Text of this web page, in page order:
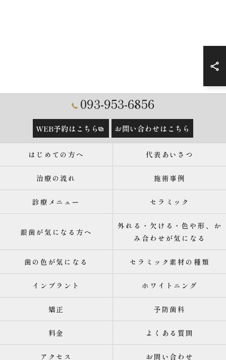
093-953-6856
WEB予約はこちら お問い合わせはこちら
はじめての方へ 代表あいさつ
治療の流れ 施術事例
診療メニュー セラミック
銀歯が気になる方へ
外れる・欠ける・色や形、か
み合わせが気になる
歯の色が気になる セラミック素材の種類
インプラント ホワイトニング
矯正 予防歯科
料金 よくある質問
アクセス お問い合わせ